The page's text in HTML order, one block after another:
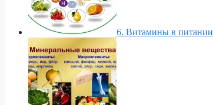
6. Витамины в питании